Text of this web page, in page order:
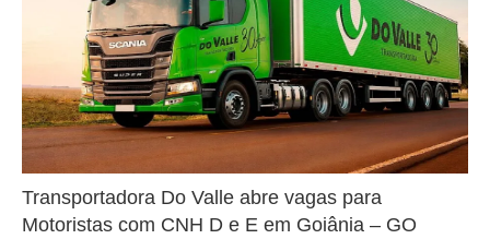
Transportadora Do Valle abre vagas para
Motoristas com CNH D e E em Goiânia – GO